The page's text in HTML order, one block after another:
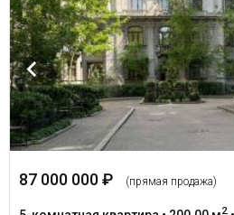
87 000 000 ₽ (прямая продажа)
2